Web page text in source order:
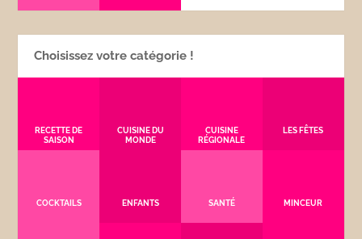
Choisissez votre catégorie !
RECETTE DE
SAISON
CUISINE DU
MONDE
CUISINE
RÉGIONALE
LES FÊTES
COCKTAILS ENFANTS SANTÉ MINCEUR